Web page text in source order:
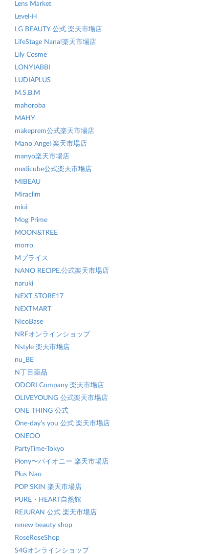
Lens Market
Level-H
LG BEAUTY 公式 楽天市場店
LifeStage Nana!楽天市場店
Lily Cosme
LONYIABBI
LUDIAPLUS
M.S.B.M
mahoroba
MAHY
makeprem公式楽天市場店
Mano Angel 楽天市場店
manyo楽天市場店
medicube公式楽天市場店
MIBEAU
Miraclim
miui
Mog Prime
MOON&TREE
morro
Mプライス
NANO RECIPE.公式楽天市場店
naruki
NEXT STORE17
NEXTMART
NicoBase
NRFオンラインショップ
Nstyle 楽天市場店
nu_BE
N丁目薬品
ODORI Company 楽天市場店
OLIVEYOUNG 公式楽天市場店
ONE THING 公式
One-day’s you 公式 楽天市場店
ONEOO
PartyTime-Tokyo
Piony〜パイオニー 楽天市場店
Plus Nao
POP SKIN 楽天市場店
PURE・HEART自然館
REJURAN 公式 楽天市場店
renew beauty shop
RoseRoseShop
S4Gオンラインショップ